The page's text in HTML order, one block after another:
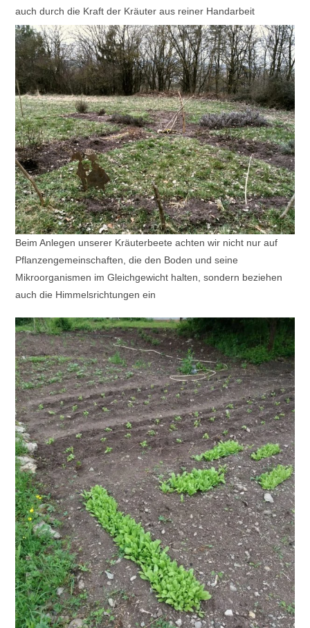
auch durch die Kraft der Kräuter aus reiner Handarbeit
Beim Anlegen unserer Kräuterbeete achten wir nicht nur auf
Pflanzengemeinschaften, die den Boden und seine
Mikroorganismen im Gleichgewicht halten, sondern beziehen
auch die Himmelsrichtungen ein